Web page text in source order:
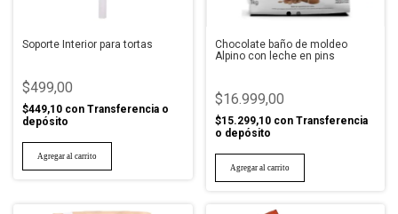
Soporte Interior para tortas
$499,00
$449,10 con Transferencia o
depósito
Chocolate baño de moldeo
Alpino con leche en pins
$16.999,00
$15.299,10 con Transferencia
o depósito